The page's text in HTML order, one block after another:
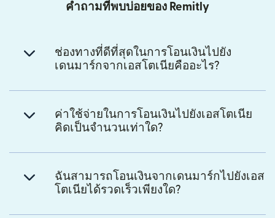
คำถามที่พบบ่อยของ Remitly
ช่องทางที่ดีที่สุดในการโอนเงินไปยัง
เดนมาร์กจากเอสโตเนียคืออะไร?
ค่าใช้จ่ายในการโอนเงินไปยังเอสโตเนีย
คิดเป็นจำนวนเท่าใด?
ฉันสามารถโอนเงินจากเดนมาร์กไปยังเอส
โตเนียได้รวดเร็วเพียงใด?